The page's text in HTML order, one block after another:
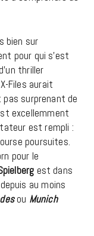
bien sur
pour qui s’est
thriller
Files aurait
pas surprenant de
excellemment
est rempli :
poursuites.
pour le
est dans
au moins
ou Munich